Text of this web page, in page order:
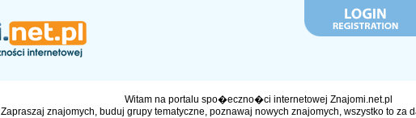
Witam na portalu spo�eczno�ci internetowej Znajomi.net.pl
Zapraszaj znajomych, buduj grupy tematyczne, poznawaj nowych znajomych, wszystko to za